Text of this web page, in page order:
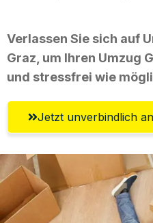
Verlassen Sie sich auf
Graz, um Ihren Umzug
und stressfrei wie
Jetzt unverbindlich